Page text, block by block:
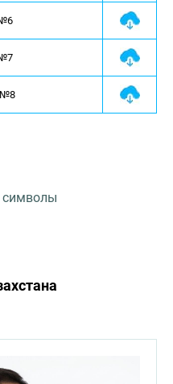
№8
символы